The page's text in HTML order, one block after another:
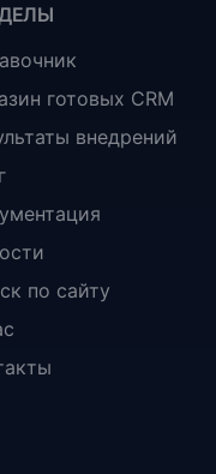
готовых CRM
внедрений
по сайту